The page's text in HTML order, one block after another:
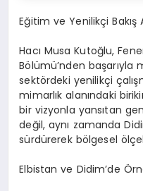
Eğitim ve Yenilikçi Bakış
Hacı Musa Kutoğlu,
Bölümü’nden başarıyla
sektördeki yenilikçi
mimarlık alanındaki
bir vizyonla yansıtan
değil, aynı zamanda
sürdürerek bölgesel
Elbistan ve Didim’de